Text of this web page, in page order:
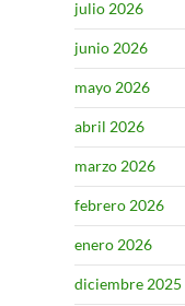
julio 2026
junio 2026
mayo 2026
abril 2026
marzo 2026
febrero 2026
enero 2026
diciembre 2025